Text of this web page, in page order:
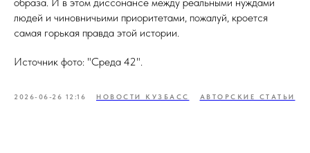
людей и чиновничьими приоритетами, пожалуй, кроется
самая горькая правда этой истории.
Источник фото: "Среда 42".
2026-06-26 12:16 НОВОСТИ КУЗБАСС АВТОРСКИЕ СТАТЬИ